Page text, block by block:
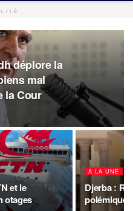
déplore la
mal
la Cour
et le
otages
A LA UNE
Djerba :
polémique